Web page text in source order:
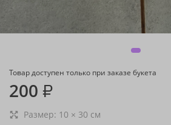
Товар доступен только при заказе букета
200 ₽
Размер: 10 × 30 см